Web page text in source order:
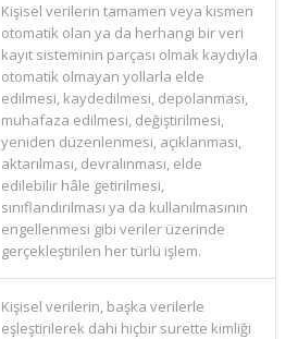
Kişisel verilerin tamamen veya kısmen
otomatik olan ya da herhangi bir veri
kayıt sisteminin parçası olmak kaydıyla
otomatik olmayan yollarla elde
edilmesi, kaydedilmesi, depolanması,
muhafaza edilmesi, değiştirilmesi,
yeniden düzenlenmesi, açıklanması,
aktarılması, devralınması, elde
edilebilir hâle getirilmesi,
sınıflandırılması ya da kullanılmasının
engellenmesi gibi veriler üzerinde
gerçekleştirilen her türlü işlem.
Kişisel verilerin, başka verilerle
eşleştirilerek dahi hiçbir surette kimliği